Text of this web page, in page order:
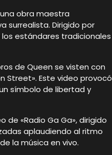
obra maestra
surrealista. Dirigido por
los estándares tradicionales
de Queen se visten con
Street». Este video provocó
símbolo de libertad y
de «Radio Ga Ga», dirigido
aplaudiendo al ritmo
la música en vivo.